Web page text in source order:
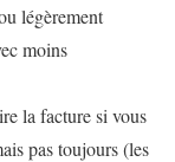
légèrement
moins
la facture si vous
pas toujours (les